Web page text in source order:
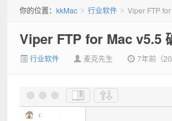
你的位置： kkMac > 行业软件 > Viper FTP
Viper FTP for Mac v5.5
行业软件 麦克先生 7年前（